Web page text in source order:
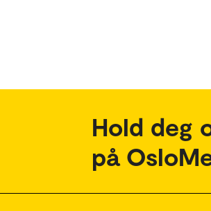
Hold deg
på